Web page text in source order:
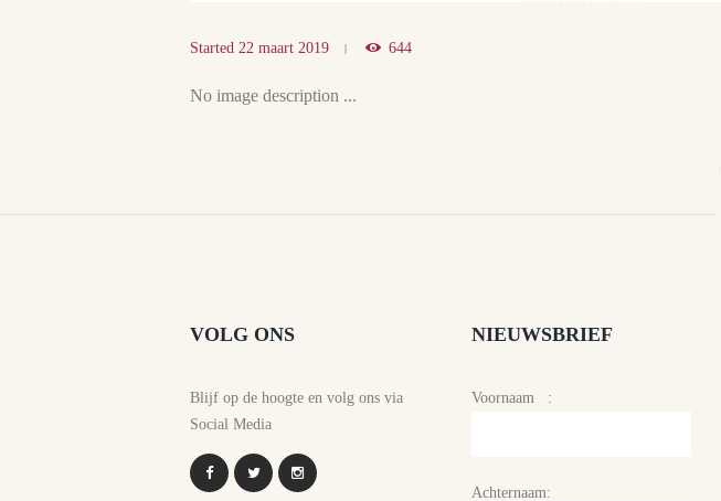
Started 22 maart 2019 644
No image description ...
VOLG ONS
Blijf op de hoogte en volg ons via
Social Media
NIEUWSBRIEF
Voornaam :
Achternaam: